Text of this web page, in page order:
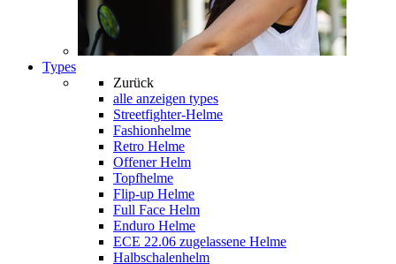
Types
Zurück
alle anzeigen types
Streetfighter-Helme
Fashionhelme
Retro Helme
Offener Helm
Topfhelme
Flip-up Helme
Full Face Helm
Enduro Helme
ECE 22.06 zugelassene Helme
Halbschalenhelm